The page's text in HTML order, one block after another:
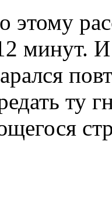
этому
минут.
ту